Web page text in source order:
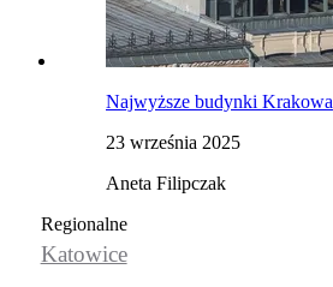
Najwyższe budynki Krakowa
23 września 2025
Aneta Filipczak
Regionalne
Katowice